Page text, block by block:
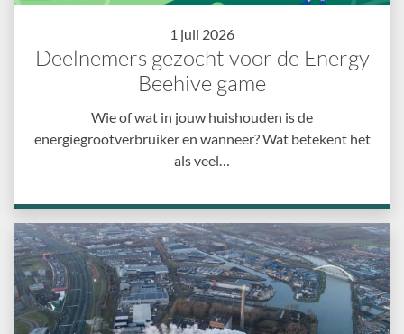
1 juli 2026
Deelnemers gezocht voor de Energy
Beehive game
Wie of wat in jouw huishouden is de
energiegrootverbruiker en wanneer? Wat betekent het
als veel…